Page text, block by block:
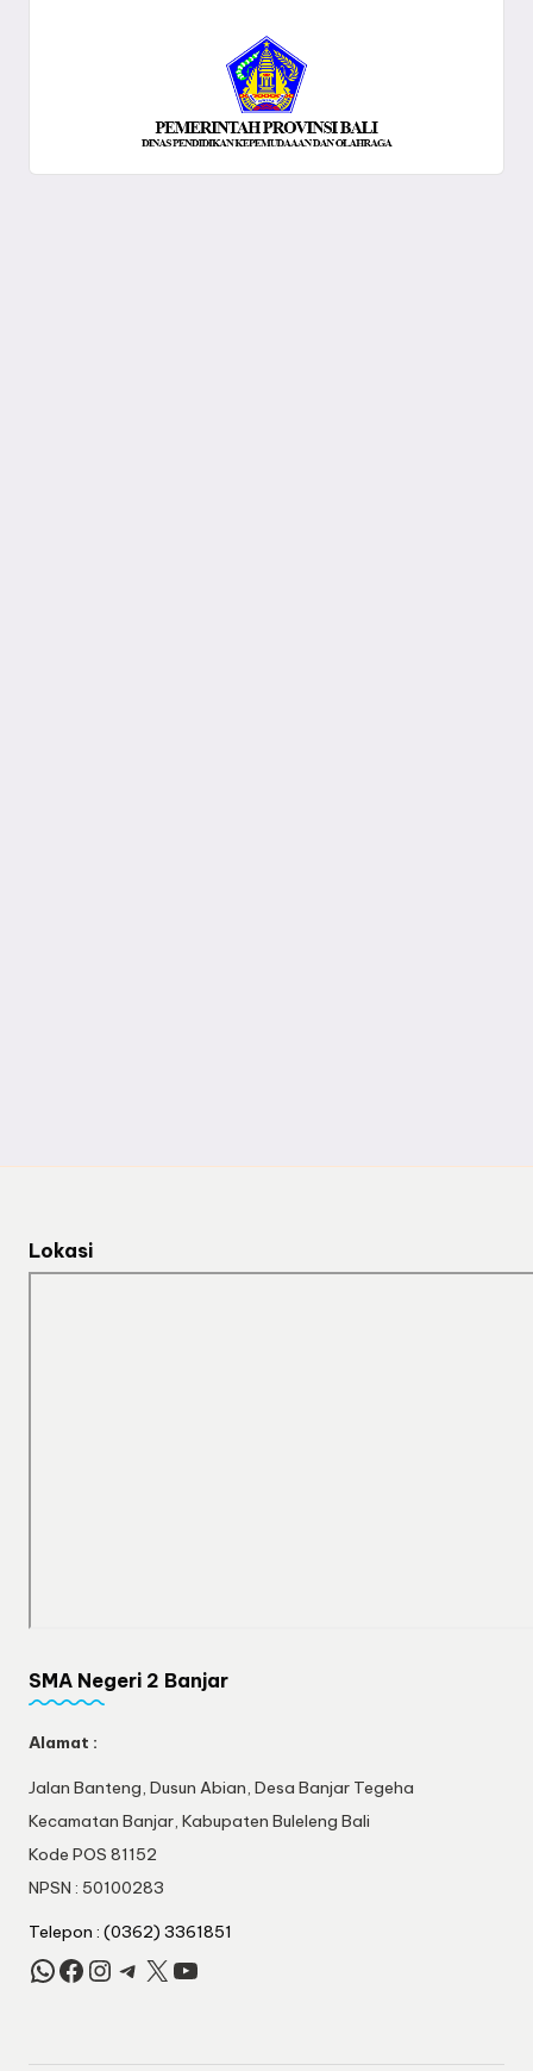
Lokasi
SMA Negeri 2 Banjar
Alamat :
Jalan Banteng, Dusun Abian, Desa Banjar Tegeha
Kecamatan Banjar, Kabupaten Buleleng Bali
Kode POS 81152
NPSN : 50100283
Telepon : (0362) 3361851
WhatsApp
Facebook
Instagram
Telegram
X YouTube